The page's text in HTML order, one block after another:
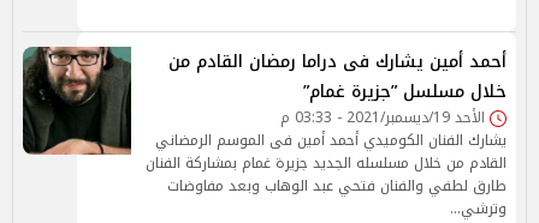
أحمد أمين يشارك فى دراما رمضان القادم من
خلال مسلسل ”جزيرة غمام”
الأحد 19/ديسمبر/2021 - 03:33 م
يشارك الفنان الكوميدي أحمد أمين فى الموسم الرمضاني
القادم من خلال مسلسله الجديد جزيرة غمام بمشاركة الفنان
طارق لطفي والفنان فتحي عبد الوهاب وبعد مفاوضات
وترشي…